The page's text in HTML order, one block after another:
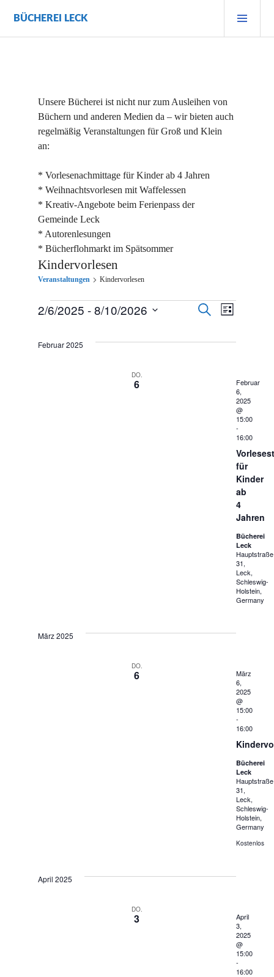
Inhalt
springen
BÜCHEREI LECK
Unsere Bücherei ist nicht nur zum Ausleihen von
Büchern und anderen Medien da – wir bieten auch
regelmäßig Veranstaltungen für Groß und Klein
an:
* Vorlesenachmittage für Kinder ab 4 Jahren
* Weihnachtsvorlesen mit Waffelessen
* Kreativ-Angebote beim Ferienpass der
Gemeinde Leck
* Autorenlesungen
* Bücherflohmarkt im Spätsommer
Kindervorlesen
Veranstaltungen Kindervorlesen
VeranstaltungenSUCHE
LISTE
2/6/2025 - 8/10/2026
Februar 2025
DO.
6
für
Kinder
ab
4
Jahren
Februar
6,
2025
@
15:00
-
16:00
Bücherei
Leck
Hauptstraße
31,
Leck,
Schleswig-
Holstein,
Germany
März 2025
DO.
6
März
6,
2025
@
15:00
-
16:00
Bücherei
Leck
Hauptstraße
31,
Leck,
Schleswig-
Holstein,
Germany
Kostenlos
April 2025
DO.
3
April
3,
2025
@
15:00
-
16:00